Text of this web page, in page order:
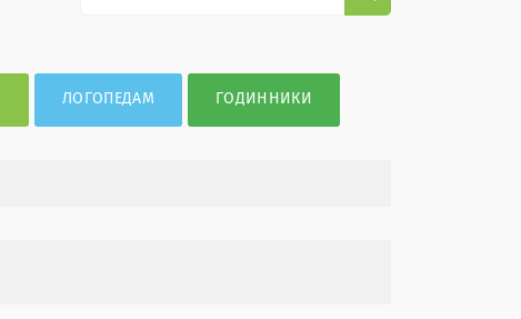
ЛОГОПЕДАМ ГОДИННИКИ